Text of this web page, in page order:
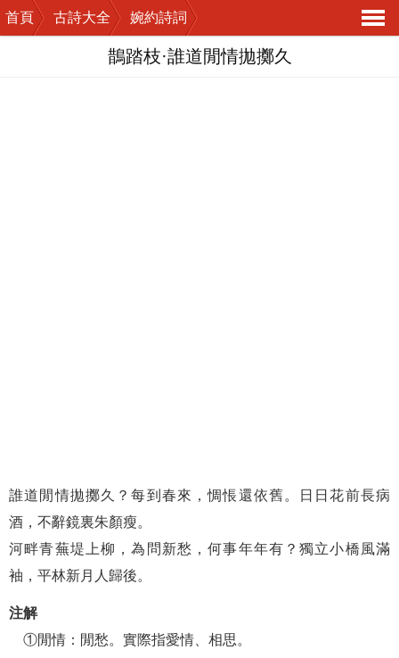
首頁 古詩大全
婉約詩詞
導
鵲踏枝·誰道閒情拋擲久
誰道閒情拋擲久？每到春來，惆悵還依舊。日日花前長病
酒，不辭鏡裏朱顏瘦。
河畔青蕪堤上柳，為問新愁，何事年年有？獨立小橋風滿
袖，平林新月人歸後。
注解
①閒情：閒愁。實際指愛情、相思。